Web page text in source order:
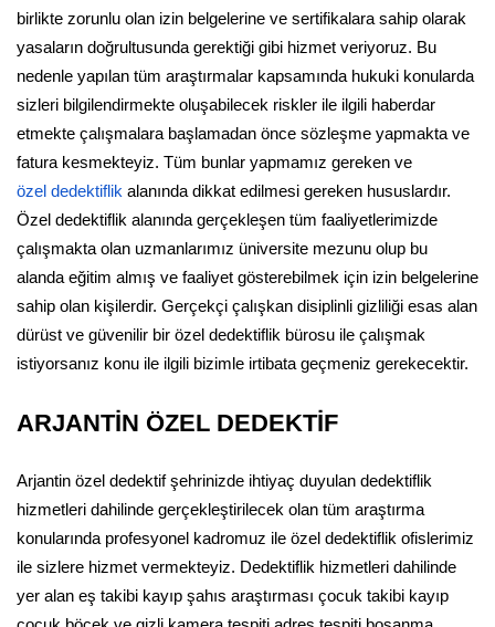
birlikte zorunlu olan izin belgelerine ve sertifikalara sahip olarak
yasaların doğrultusunda gerektiği gibi hizmet veriyoruz. Bu
nedenle yapılan tüm araştırmalar kapsamında hukuki konularda
sizleri bilgilendirmekte oluşabilecek riskler ile ilgili haberdar
etmekte çalışmalara başlamadan önce sözleşme yapmakta ve
fatura kesmekteyiz. Tüm bunlar yapmamız gereken ve
özel dedektiflik alanında dikkat edilmesi gereken hususlardır.
Özel dedektiflik alanında gerçekleşen tüm faaliyetlerimizde
çalışmakta olan uzmanlarımız üniversite mezunu olup bu
alanda eğitim almış ve faaliyet gösterebilmek için izin belgelerine
sahip olan kişilerdir. Gerçekçi çalışkan disiplinli gizliliği esas alan
dürüst ve güvenilir bir özel dedektiflik bürosu ile çalışmak
istiyorsanız konu ile ilgili bizimle irtibata geçmeniz gerekecektir.
ARJANTİN ÖZEL DEDEKTİF
Arjantin özel dedektif şehrinizde ihtiyaç duyulan dedektiflik
hizmetleri dahilinde gerçekleştirilecek olan tüm araştırma
konularında profesyonel kadromuz ile özel dedektiflik ofislerimiz
ile sizlere hizmet vermekteyiz. Dedektiflik hizmetleri dahilinde
yer alan eş takibi kayıp şahıs araştırması çocuk takibi kayıp